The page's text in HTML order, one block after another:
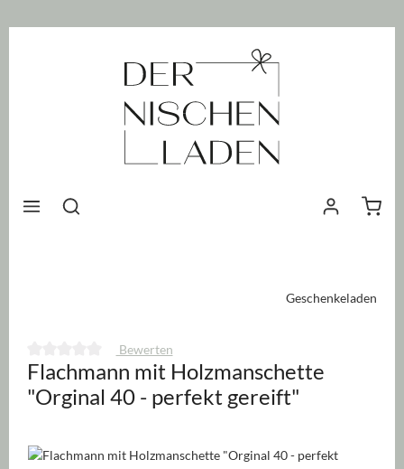
Geschenkeladen
Durchschnittliche Bewertung von 0 von 5 Sternen
Bewerten
Flachmann mit Holzmanschette
"Orginal 40 - perfekt gereift"
Bildergalerie überspringen